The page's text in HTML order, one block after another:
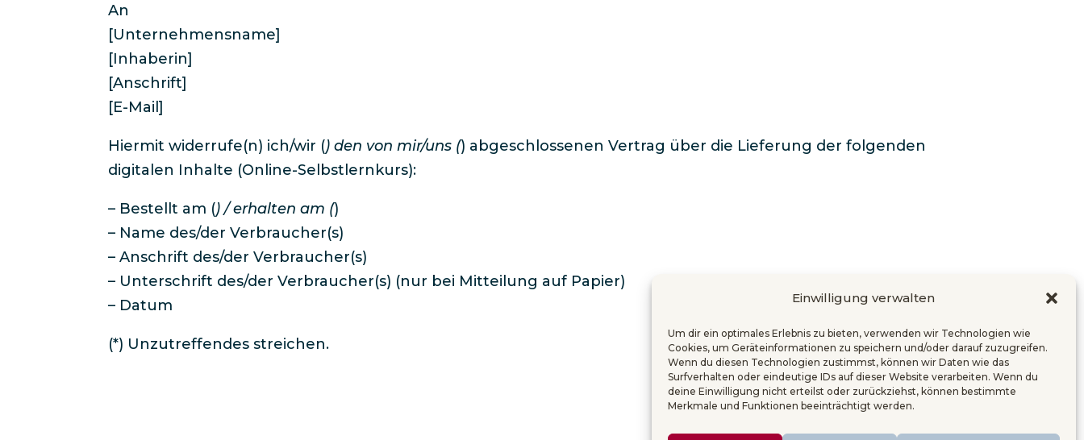
Einwilligung verwalten
Um dir ein optimales Erlebnis zu bieten, verwenden wir Technologien wie
Cookies, um Geräteinformationen zu speichern und/oder darauf zuzugreifen.
Wenn du diesen Technologien zustimmst, können wir Daten wie das
Surfverhalten oder eindeutige IDs auf dieser Website verarbeiten. Wenn du
deine Einwilligung nicht erteilst oder zurückziehst, können bestimmte
Merkmale und Funktionen beeinträchtigt werden.
An
[Unternehmensname]
[Inhaberin]
[Anschrift]
[E-Mail]
Hiermit widerrufe(n) ich/wir () den von mir/uns () abgeschlossenen Vertrag über die Lieferung der folgenden
digitalen Inhalte (Online-Selbstlernkurs):
– Bestellt am () / erhalten am ()
– Name des/der Verbraucher(s)
– Anschrift des/der Verbraucher(s)
– Unterschrift des/der Verbraucher(s) (nur bei Mitteilung auf Papier)
– Datum
(*) Unzutreffendes streichen.